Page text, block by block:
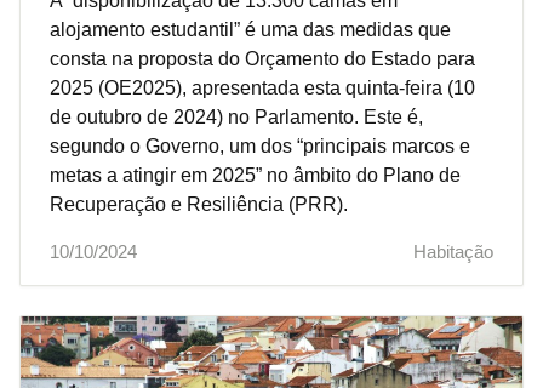
alojamento estudantil” é uma das medidas que
consta na proposta do Orçamento do Estado para
2025 (OE2025), apresentada esta quinta-feira (10
de outubro de 2024) no Parlamento. Este é,
segundo o Governo, um dos “principais marcos e
metas a atingir em 2025” no âmbito do Plano de
Recuperação e Resiliência (PRR).
10/10/2024 Habitação